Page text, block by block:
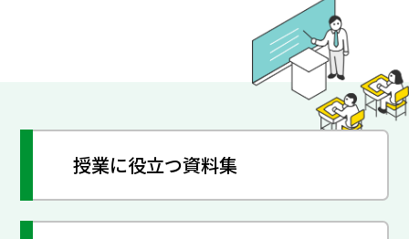
授業に役立つ資料集